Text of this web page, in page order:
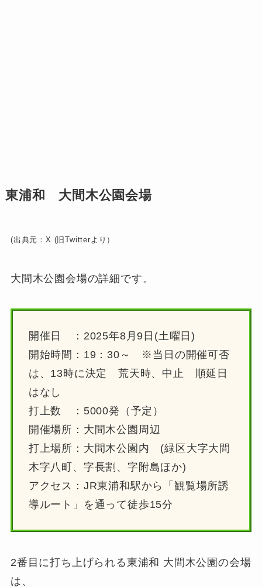
東浦和 大間木公園会場
(出典元：X (旧Twitterより）
大間木公園会場の詳細です。
開催日 ：2025年8月9日(土曜日)
開始時間：19：30～ ※当日の開催可否
は、13時に決定 荒天時、中止 順延日
はなし
打上数 ：5000発（予定）
開催場所：大間木公園周辺
打上場所：大間木公園内 (緑区大字大間
木字八町、字長割、字附島ほか)
アクセス：JR東浦和駅から「観覧場所誘
導ルート」を通って徒歩15分
2番目に打ち上げられる東浦和 大間木公園の会場
は、